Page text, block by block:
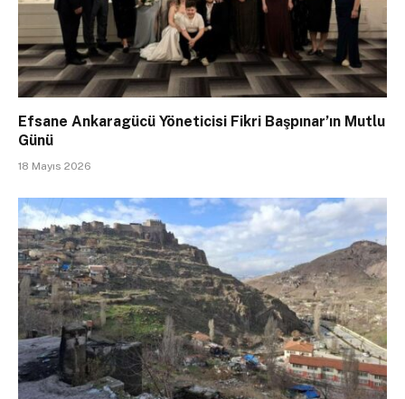
Efsane Ankaragücü Yöneticisi Fikri Başpınar’ın Mutlu
Günü
18 Mayıs 2026